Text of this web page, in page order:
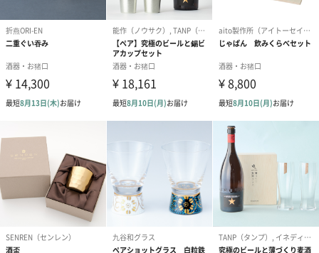
紙袋（手提げ袋）
あり（220円）